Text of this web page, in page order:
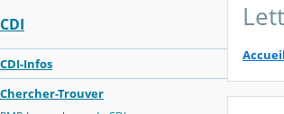
CDI
CDI-Infos
Chercher-Trouver
Accueil